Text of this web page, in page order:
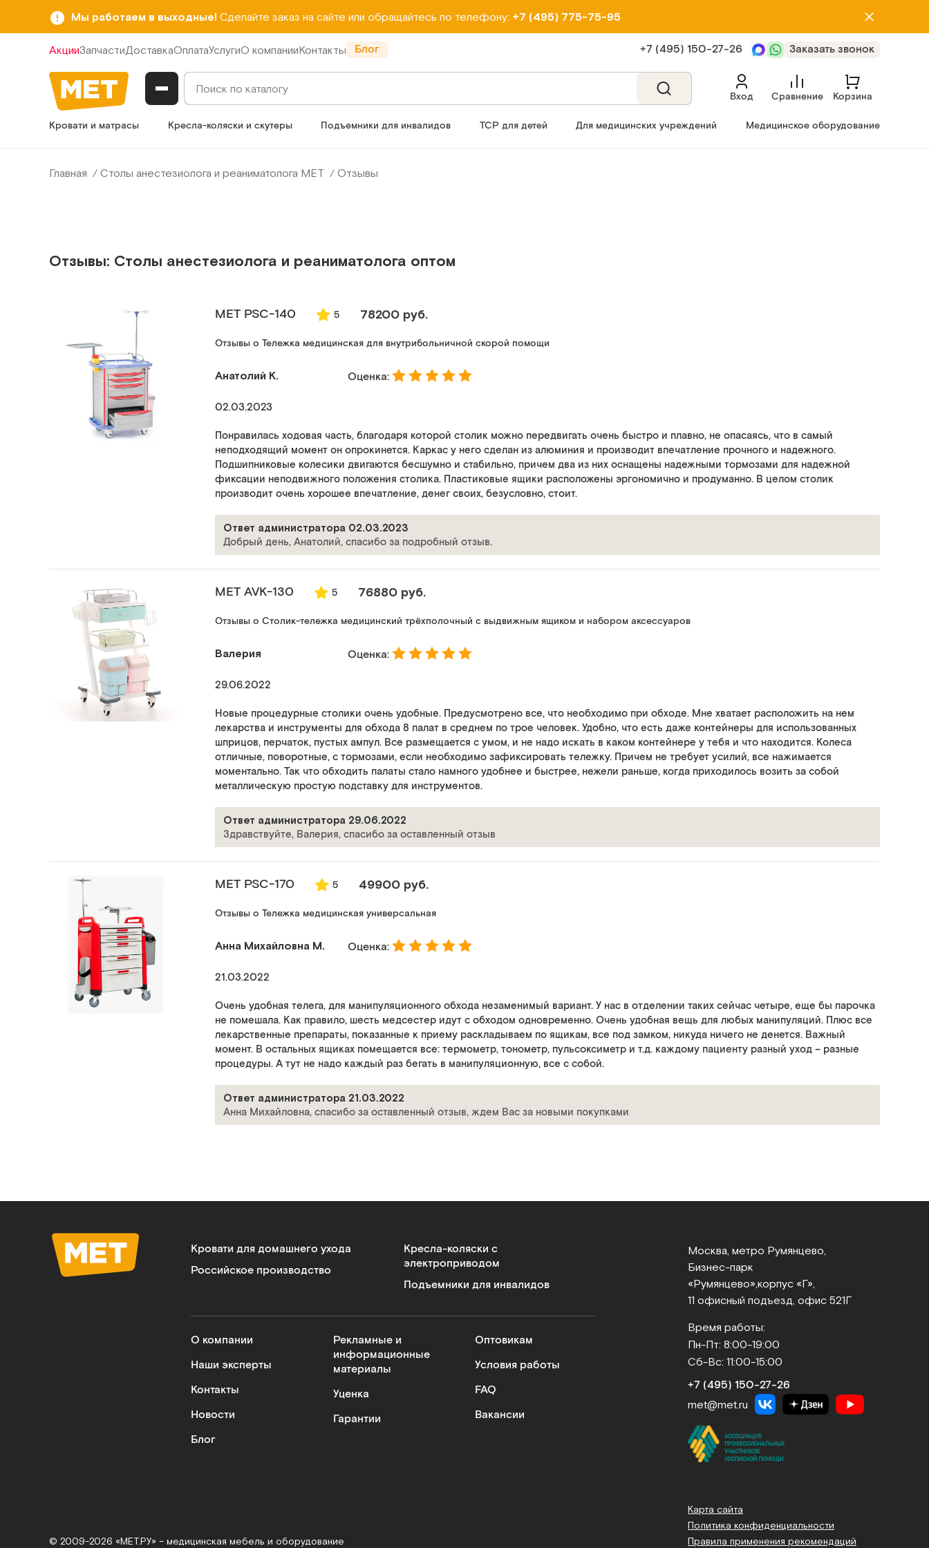
Мы работаем в выходные! Сделайте заказ на сайте или обращайтесь по телефону: +7 (495) 775-75-95
АкцииЗапчастиДоставкаОплатаУслугиО компанииКонтакты Блог +7 (495) 150‑27‑26 Заказать звонок
Вход Сравнение Корзина
Кровати и матрасы Кресла-коляски и скутеры Подъемники для инвалидов ТСР для детей Для медицинских учреждений Медицинское оборудование
Главная Столы анестезиолога и реаниматолога МЕТ Отзывы
Отзывы: Столы анестезиолога и реаниматолога оптом
МЕТ PSC-140 5 78200 руб.
Отзывы о Тележка медицинская для внутрибольничной скорой помощи
Анатолий К. Оценка:
02.03.2023
Понравилась ходовая часть, благодаря которой столик можно передвигать очень быстро и плавно, не опасаясь, что в самый
неподходящий момент он опрокинется. Каркас у него сделан из алюминия и производит впечатление прочного и надежного.
Подшипниковые колесики двигаются бесшумно и стабильно, причем два из них оснащены надежными тормозами для надежной
фиксации неподвижного положения столика. Пластиковые ящики расположены эргономично и продуманно. В целом столик
производит очень хорошее впечатление, денег своих, безусловно, стоит.
Ответ администратора 02.03.2023
Добрый день, Анатолий, спасибо за подробный отзыв.
МЕТ AVK-130 5 76880 руб.
Отзывы о Столик-тележка медицинский трёхполочный с выдвижным ящиком и набором аксессуаров
Валерия Оценка:
29.06.2022
Новые процедурные столики очень удобные. Предусмотрено все, что необходимо при обходе. Мне хватает расположить на нем
лекарства и инструменты для обхода 8 палат в среднем по трое человек. Удобно, что есть даже контейнеры для использованных
шприцов, перчаток, пустых ампул. Все размещается с умом, и не надо искать в каком контейнере у тебя и что находится. Колеса
отличные, поворотные, с тормозами, если необходимо зафиксировать тележку. Причем не требует усилий, все нажимается
моментально. Так что обходить палаты стало намного удобнее и быстрее, нежели раньше, когда приходилось возить за собой
металлическую простую подставку для инструментов.
Ответ администратора 29.06.2022
Здравствуйте, Валерия, спасибо за оставленный отзыв
МЕТ PSC-170 5 49900 руб.
Отзывы о Тележка медицинская универсальная
Анна Михайловна М. Оценка:
21.03.2022
Очень удобная телега, для манипуляционного обхода незаменимый вариант. У нас в отделении таких сейчас четыре, еще бы парочка
не помешала. Как правило, шесть медсестер идут с обходом одновременно. Очень удобная вещь для любых манипуляций. Плюс все
лекарственные препараты, показанные к приему раскладываем по ящикам, все под замком, никуда ничего не денется. Важный
момент. В остальных ящиках помещается все: термометр, тонометр, пульсоксиметр и т.д. каждому пациенту разный уход – разные
процедуры. А тут не надо каждый раз бегать в манипуляционную, все с собой.
Ответ администратора 21.03.2022
Анна Михайловна, спасибо за оставленный отзыв, ждем Вас за новыми покупками
Кровати для домашнего ухода
Российское производство
Кресла-коляски с
электроприводом
Подъемники для инвалидов
О компании
Наши эксперты
Контакты
Новости
Блог
Рекламные и
информационные
материалы
Уценка
Гарантии
Оптовикам
Условия работы
FAQ
Вакансии
Москва, метро Румянцево,
Бизнес‑парк
«Румянцево», корпус «Г»,
11 офисный подъезд, офис 521Г
Время работы:
Пн-Пт: 8:00-19:00
Сб-Вс: 11:00-15:00
+7 (495) 150‑27‑26
met@met.ru
© 2009-2026 «МЕТ.РУ» – медицинская мебель и оборудование
Карта сайта
Политика конфиденциальности
Правила применения рекомендаций